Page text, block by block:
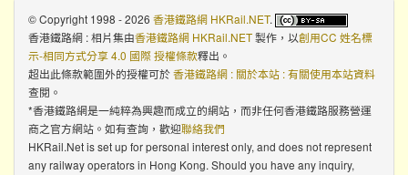
© Copyright 1998 - 2026 香港鐵路網 HKRail.NET.
香港鐵路網 : 相片集由香港鐵路網 HKRail.NET製作，以創用CC 姓名標
示-相同方式分享 4.0 國際 授權條款釋出。
超出此條款範圍外的授權可於香港鐵路網 : 關於本站 : 有關使用本站資料
查閱。
*香港鐵路網是一純粹為興趣而成立的網站，而非任何香港鐵路服務營運
商之官方網站。如有查詢，歡迎聯絡我們
HKRail.Net is set up for personal interest only, and does not represent
any railway operators in Hong Kong. Should you have any inquiry,